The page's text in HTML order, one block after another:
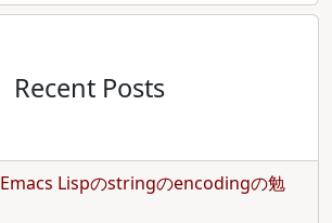
Recent Posts
Emacs Lispのstringのencodingの勉